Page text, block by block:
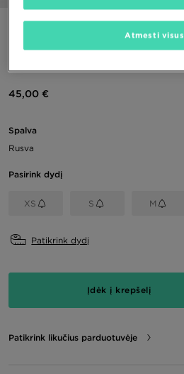
PUIKUS PASIŪLYMAS
45,00 €
Spalva
Rusva
Pasirink dydį
XS S M
Patikrink dydį
Įdėk į krepšelį
Patikrink likučius parduotuvėje
Atmesti visus